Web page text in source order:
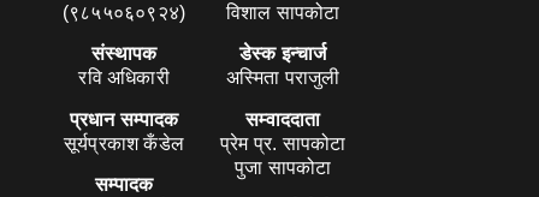
(९८५५०६०९२४)
संस्थापक
रवि अधिकारी
प्रधान सम्पादक
सूर्यप्रकाश कँडेल
सम्पादक
विशाल सापकोटा
डेस्क इन्चार्ज
अस्मिता पराजुली
सम्वाददाता
प्रेम प्र. सापकोटा
पुजा सापकोटा